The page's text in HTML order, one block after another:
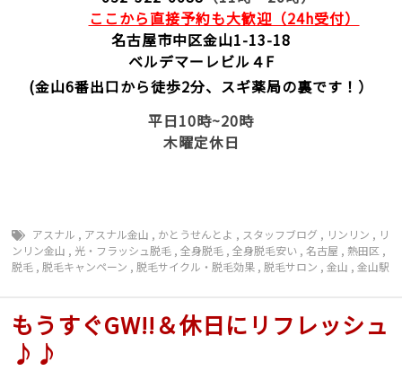
ここから直接予約も大歓迎（24h受付）
名古屋市中区金山1-13-18
ベルデマーレビル４F
(金山6番出口から徒歩2分、スギ薬局の裏です！）
平日10時~20時
木曜定休日
アスナル , アスナル金山 , かとうせんとよ , スタッフブログ , リンリン , リ
ンリン金山 , 光・フラッシュ脱毛 ,全身脱毛 ,全身脱毛安い ,名古屋 , 熱田区 ,
脱毛 ,脱毛キャンペーン ,脱毛サイクル・脱毛効果 ,脱毛サロン ,金山 ,金山駅
もうすぐGW!!＆休日にリフレッシュ
♪♪